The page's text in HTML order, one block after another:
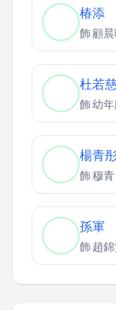
椿添
飾顧
杜若
飾幼
楊青
飾穆青
孫軍
飾趙